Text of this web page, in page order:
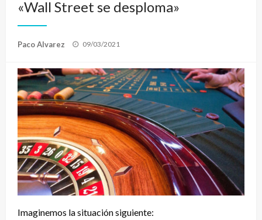
«Wall Street se desploma»
Paco Alvarez
Publicado
09/03/2021
Imaginemos la situación siguiente: